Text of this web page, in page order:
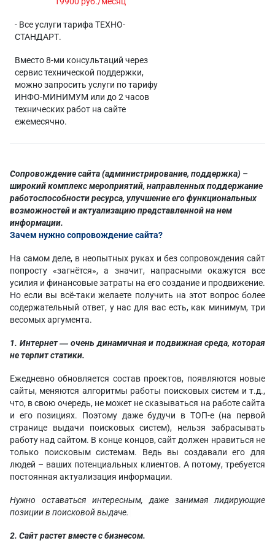
- Все услуги тарифа ТЕХНО-
СТАНДАРТ.
Вместо 8-ми консультаций через
сервис технической поддержки,
можно запросить услуги по тарифу
ИНФО-МИНИМУМ или до 2 часов
технических работ на сайте
ежемесячно.
Сопровождение сайта(администрирование, поддержка) –
широкий комплекс мероприятий, направленных поддержание
работоспособности ресурса, улучшение его функциональных
возможностей и актуализацию представленной на нем
информации.
Зачем нужно сопровождение сайта?
На самом деле, в неопытных руках и без сопровождения сайт
попросту «загнётся», а значит, напрасными окажутся все
усилия и финансовые затраты на его создание и продвижение.
Но если вы всё-таки желаете получить на этот вопрос более
содержательный ответ, у нас для вас есть, как минимум, три
весомых аргумента.
1. Интернет ― очень динамичная и подвижная среда, которая
не терпит статики.
Ежедневно обновляется состав проектов, появляются новые
сайты, меняются алгоритмы работы поисковых систем и т.д.,
что, в свою очередь, не может не сказываться на работе сайта
и его позициях. Поэтому даже будучи в ТОП-е (на первой
странице выдачи поисковых систем), нельзя забрасывать
работу над сайтом. В конце концов, сайт должен нравиться не
только поисковым системам. Ведь вы создавали его для
людей – ваших потенциальных клиентов. А потому, требуется
постоянная актуализация информации.
Нужно оставаться интересным, даже занимая лидирующие
позиции в поисковой выдаче.
2. Сайт растет вместе с бизнесом.